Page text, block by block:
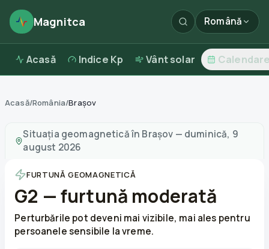
Magnitca Română
Acasă Indice Kp Vânt solar
Acasă/România/Brașov
Situația geomagnetică în Brașov — duminică, 9
august 2026
FURTUNĂ GEOMAGNETICĂ
G2 — furtună moderată
Perturbările pot deveni mai vizibile, mai ales pentru
persoanele sensibile la vreme.